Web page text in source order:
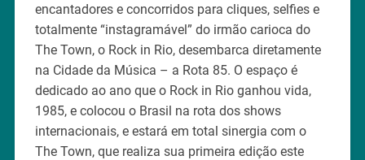
encantadores e concorridos para cliques, selfies e
totalmente “instagramável” do irmão carioca do
The Town, o Rock in Rio, desembarca diretamente
na Cidade da Música – a Rota 85. O espaço é
dedicado ao ano que o Rock in Rio ganhou vida,
1985, e colocou o Brasil na rota dos shows
internacionais, e estará em total sinergia com o
The Town, que realiza sua primeira edição este